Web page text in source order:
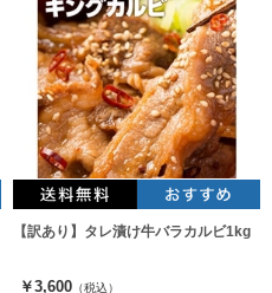
【訳あり】タレ漬け牛バラカルビ1kg
￥3,600 （税込）